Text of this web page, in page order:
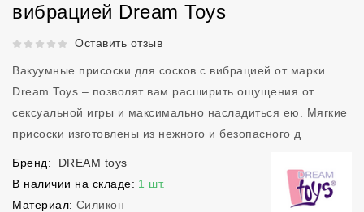
вибрацией Dream Toys
Рейтинг 5 из 5.Оставить отзыв
Вакуумные присоски для сосков с вибрацией от марки
Dream Toys – позволят вам расширить ощущения от
сексуальной игры и максимально насладиться ею. Мягкие
присоски изготовлены из нежного и безопасного д
Бренд:
DREAM toys
В наличии на складе: 1 шт.
Материал: Силикон